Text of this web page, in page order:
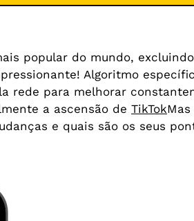
popular do mundo,
Algoritmo
rede para melhorar
a ascensão de TikTok
e quais são os seus